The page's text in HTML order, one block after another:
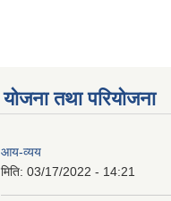
योजना तथा परियोजना
आय-व्यय
मिति: 03/17/2022 - 14:21